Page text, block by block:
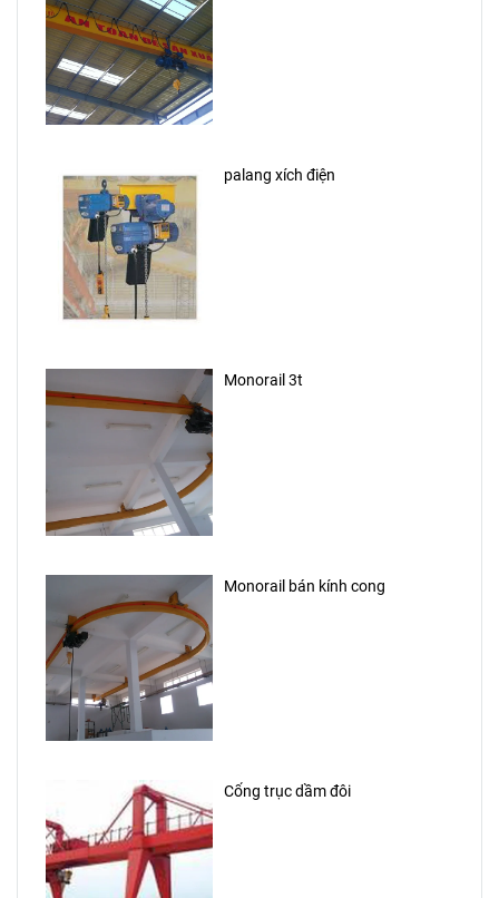
palang xích điện
Monorail 3t
Monorail bán kính cong
Cổng trục dầm đôi